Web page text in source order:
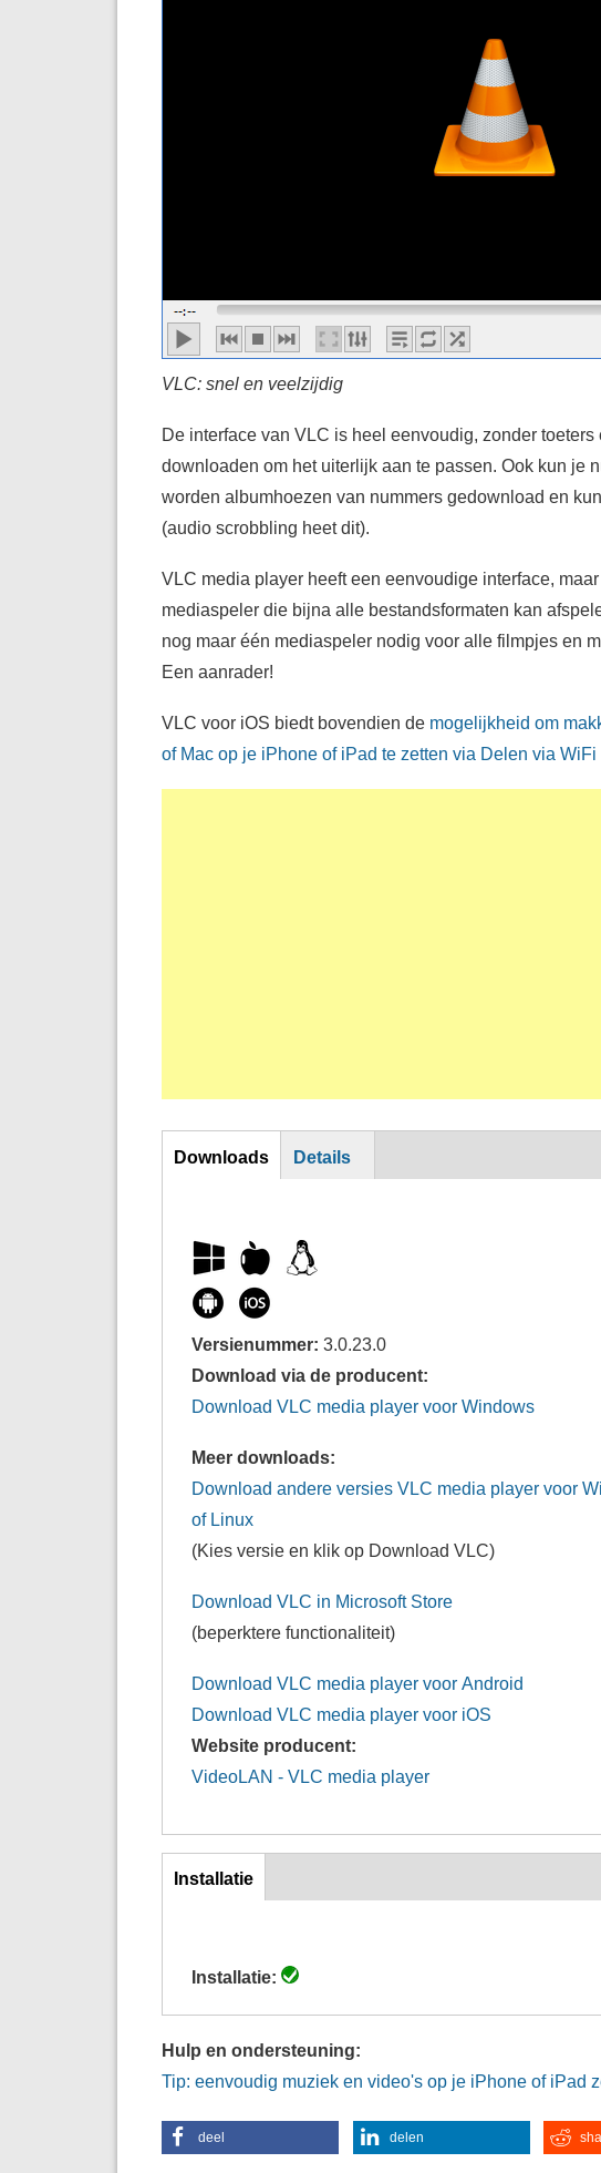
VLC: snel en veelzijdig
De interface van VLC is heel eenvoudig, zonder
downloaden om het uiterlijk aan te passen. Ook kun je
worden albumhoezen van nummers gedownload en
(audio scrobbling heet dit).
VLC media player heeft een eenvoudige interface,
mediaspeler die bijna alle bestandsformaten kan
nog maar één mediaspeler nodig voor alle filmpjes en
Een aanrader!
VLC voor iOS biedt bovendien de mogelijkheid om
of Mac op je iPhone of iPad te zetten via Delen via
DL
Downloads Details
Versienummer:3.0.23.0
Download via de producent:
Download VLC media player voor Windows
Meer downloads:
Download andere versies VLC media player voor
of Linux
(Kies versie en klik op Download VLC)
Download VLC in Microsoft Store
(beperktere functionaliteit)
Download VLC media player voor Android
Download VLC media player voor iOS
Website producent:
VideoLAN - VLC media player
Inst
Installatie
Installatie:
Hulp en ondersteuning:
Tip: eenvoudig muziek en video's op je iPhone of iPad
deel delen